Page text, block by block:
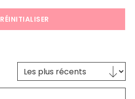
RÉINITIALISER
TRI DES TEXTES
Trier le contenu